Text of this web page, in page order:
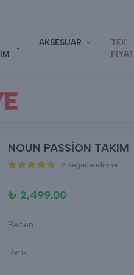
AKSESUAR
TEK
FİYAT
NOUN PASSİON TAKIM
2 değerlendirme
₺ 2,499.00
Beden
Renk